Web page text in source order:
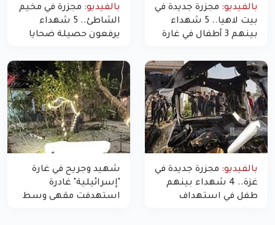
بالفيديو: مجزرة جديدة في
بيت لاهيا.. 5 شهداء
بينهم 3 أطفال في غارة
غزة
بالفيديو: مجزرة في مخيم
الشاطئ.. 5 شهداء
يرفعون حصيلة ضحايا
بالفيديو: مجزرة جديدة في
غزة.. 4 شهداء بينهم
طفل في استهداف
شهيد وجريح في غارة
"إسرائيلية" غادرة
استهدفت مقهى وسط